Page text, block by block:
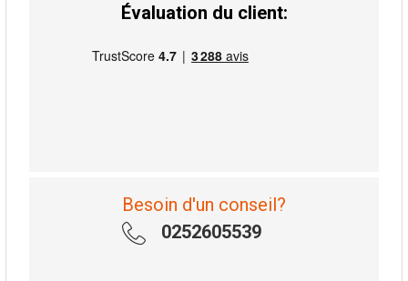
Évaluation du client:
Besoin d'un conseil?
0252605539